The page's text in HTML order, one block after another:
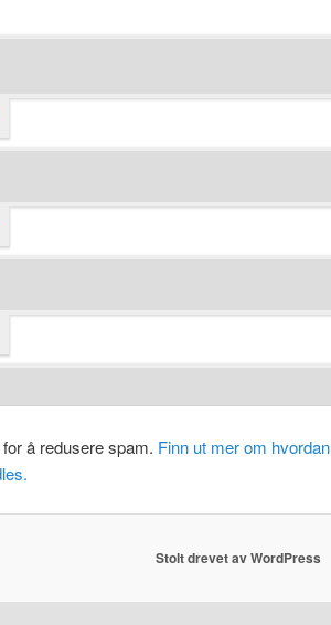
å redusere spam. Finn ut mer om hvordan
Stolt drevet av WordPress